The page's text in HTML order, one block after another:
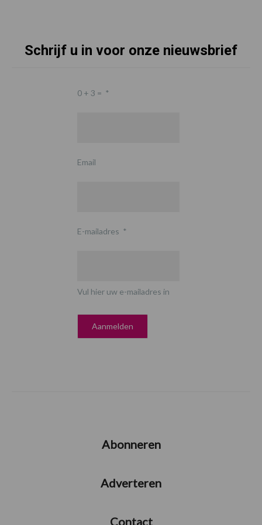
Schrijf u in voor onze nieuwsbrief
0 + 3 = *
Email
E-mailadres *
Vul hier uw e-mailadres in
Abonneren
Adverteren
Contact